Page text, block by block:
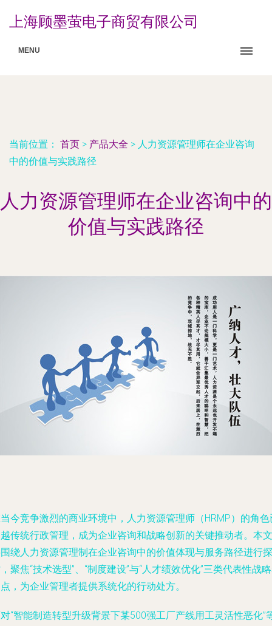
上海顾墨萤电子商贸有限公司
MENU
当前位置： 首页 > 产品大全 > 人力资源管理师在企业咨询
中的价值与实践路径
人力资源管理师在企业咨询中的
价值与实践路径
今竞争激烈的商业环境中，人力资源管理师（HRMP）的角色
传统行政管理，成为企业咨询和战略创新的关键推动者。本文
绕人力资源管理制在企业咨询中的价值体现与服务路径进行探
聚焦“技术选型”、“制度建设”与“人才绩效优化”三类代表性战
，为企业管理者提供系统化的行动处方。
“智能制造转型升级背景下某500强工厂产线用工灵活性恶化”